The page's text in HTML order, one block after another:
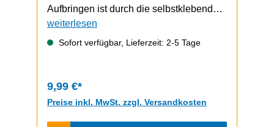
Aufbringen ist durch die selbstklebende
Unterseite schnell und einfach
durchzuführen.Video zum Griptape-
weiterlesen
Sofort verfügbar, Lieferzeit: 2-5 Tage
9,99 €*
Preise inkl. MwSt. zzgl. Versandkosten